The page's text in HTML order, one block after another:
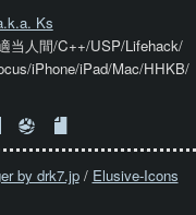
Ks
当人間/C++/USP/Lifehack/
iPhone/iPad/Mac/HHKB/
by drk7.jp/ Elusive-Icons